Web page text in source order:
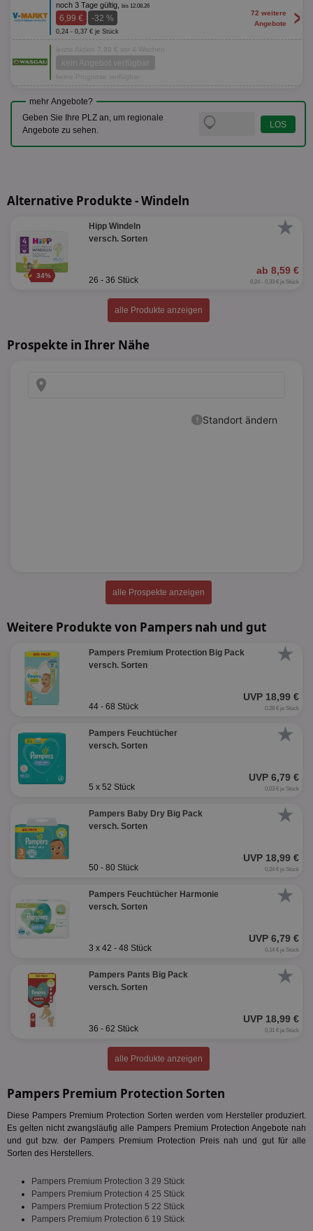
noch 3 Tage gültig, bis 12.08.26
6,99 € -32 %
0,24 - 0,37 € je Stück
72 weitere
Angebote
>
letzte Aktion 7,99 € vor 4 Wochen
kein Angebot verfügbar
keine Prognose verfügbar
mehr Angebote?
Geben Sie Ihre PLZ an, um regionale
Angebote zu sehen.
Alternative Produkte - Windeln
★
34%
Hipp Windeln
versch. Sorten
ab 8,59 €
26 - 36 Stück 0,24 - 0,33 € je Stück
alle Produkte anzeigen
Prospekte in Ihrer Nähe
alle Prospekte anzeigen
Weitere Produkte von Pampers nah und gut
★
Pampers Premium Protection Big Pack
versch. Sorten
UVP 18,99 €
44 - 68 Stück 0,28 € je Stück
★
Pampers Feuchtücher
versch. Sorten
UVP 6,79 €
5 x 52 Stück 0,03 € je Stück
★
Pampers Baby Dry Big Pack
versch. Sorten
UVP 18,99 €
50 - 80 Stück 0,24 € je Stück
★
Pampers Feuchtücher Harmonie
versch. Sorten
UVP 6,79 €
3 x 42 - 48 Stück 0,14 € je Stück
★
Pampers Pants Big Pack
versch. Sorten
UVP 18,99 €
36 - 62 Stück 0,31 € je Stück
alle Produkte anzeigen
Pampers Premium Protection Sorten
Diese Pampers Premium Protection Sorten werden vom Hersteller produziert.
Es gelten nicht zwangsläufig alle Pampers Premium Protection Angebote nah
und gut bzw. der Pampers Premium Protection Preis nah und gut für alle
Sorten des Herstellers.
Pampers Premium Protection 3 29 Stück
Pampers Premium Protection 4 25 Stück
Pampers Premium Protection 5 22 Stück
Pampers Premium Protection 6 19 Stück